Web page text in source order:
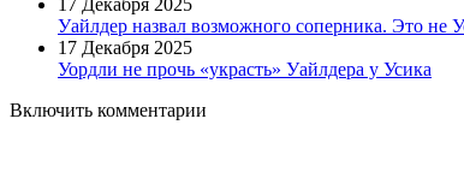
Уайлдер назвал возможного соперника. Это не
17 Декабря 2025
Уордли не прочь «украсть» Уайлдера у Усика
Включить комментарии